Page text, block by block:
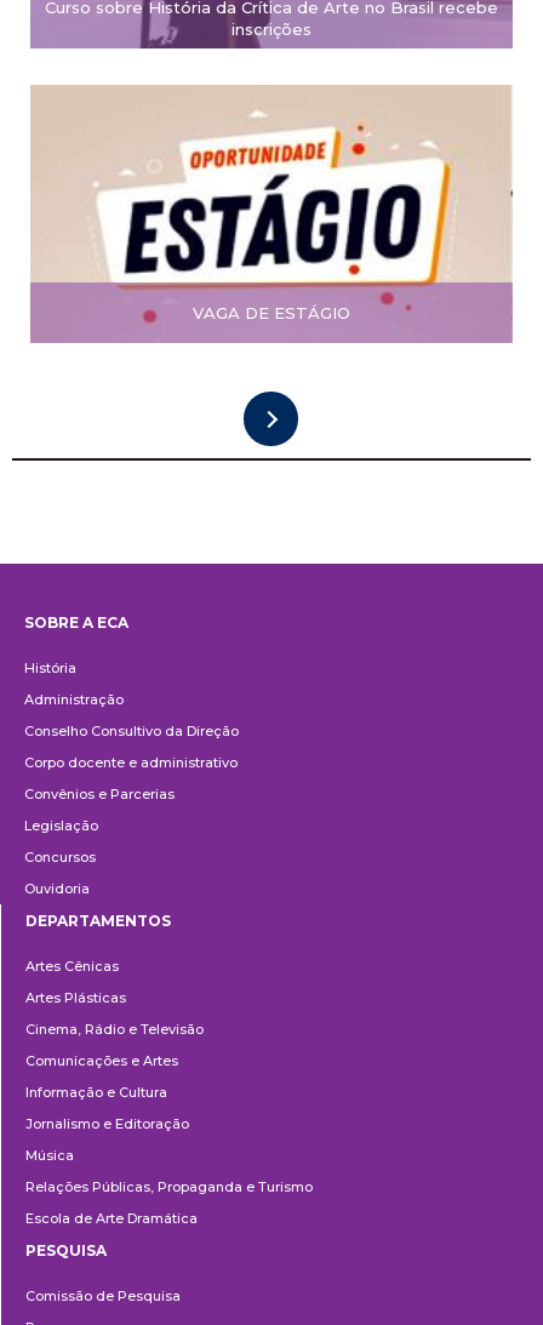
Curso sobre História da Crítica de Arte no Brasil recebe
inscrições
VAGA DE ESTÁGIO
SOBRE A ECA
História
Administração
Conselho Consultivo da Direção
Corpo docente e administrativo
Convênios e Parcerias
Legislação
Concursos
Ouvidoria
DEPARTAMENTOS
Artes Cênicas
Artes Plásticas
Cinema, Rádio e Televisão
Comunicações e Artes
Informação e Cultura
Jornalismo e Editoração
Música
Relações Públicas, Propaganda e Turismo
Escola de Arte Dramática
PESQUISA
Comissão de Pesquisa